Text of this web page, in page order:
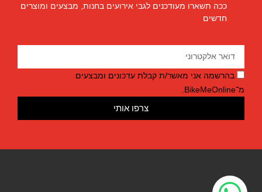
ככה תשארו מעודכנים לגבי אירועים בחנות, מבצעים ומוצרים
חדשים
בהרשמה אני מאשר/ת קבלת עדכונים ומבצעים
מ־BikeMeOnline.
צרפו אותי